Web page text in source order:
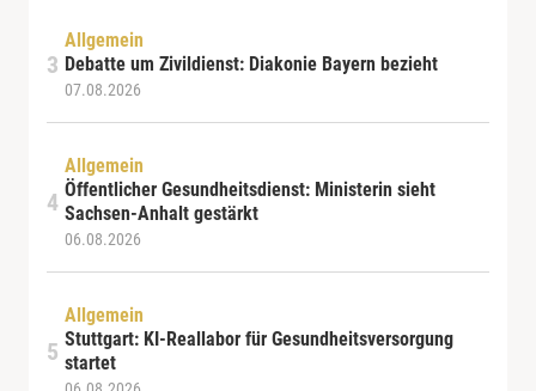
Allgemein
Debatte um Zivildienst: Diakonie Bayern bezieht
07.08.2026
Allgemein
Öffentlicher Gesundheitsdienst: Ministerin sieht
Sachsen-Anhalt gestärkt
06.08.2026
Allgemein
Stuttgart: KI-Reallabor für Gesundheitsversorgung
startet